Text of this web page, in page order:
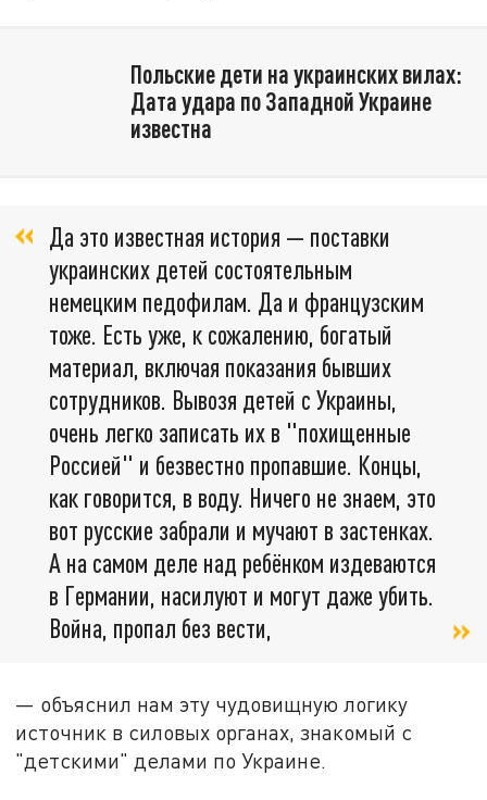
Польские дети на украинских вилах:
Дата удара по Западной Украине
известна
Да это известная история — поставки
украинских детей состоятельным
немецким педофилам. Да и французским
тоже. Есть уже, к сожалению, богатый
материал, включая показания бывших
сотрудников. Вывозя детей с Украины,
очень легко записать их в "похищенные
Россией" и безвестно пропавшие. Концы,
как говорится, в воду. Ничего не знаем, это
вот русские забрали и мучают в застенках.
А на самом деле над ребёнком издеваются
в Германии, насилуют и могут даже убить.
Война, пропал без вести,
— объяснил нам эту чудовищную логику
источник в силовых органах, знакомый с
"детскими" делами по Украине.